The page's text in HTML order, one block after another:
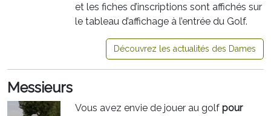
et les fiches d’inscriptions sont affichés sur
le tableau d’affichage à l’entrée du Golf.
Découvrez les actualités des Dames
Messieurs
Vous avez envie de jouer au golf pour